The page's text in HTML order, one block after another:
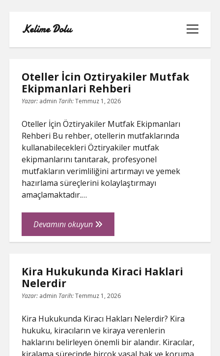
Kelime Dolu
menüyü
aç
INSTAGRAM BOT HESAPLARININ
LISTE
SAYFA LISTESI
TWITTER FAVORI KASMA PARASIZ
TWITTER TAKIPÇI HILESI ŞIFRESIZ
Dolu
Posts
Oteller İcin Oztiryakiler Mutfak
Ekipmanlari Rehberi
Yazar: admin Tarih:Temmuz 1, 2026
Oteller İçin Öztiryakiler Mutfak Ekipmanları
Rehberi Bu rehber, otellerin mutfaklarında
kullanabilecekleri Öztiryakiler mutfak
ekipmanlarını tanıtarak, profesyonel
mutfakların verimliliğini artırmayı ve yemek
hazırlama süreçlerini kolaylaştırmayı
amaçlamaktadır.…
Devamını okuyunOteller
İcin
Ekipmanlari
Kira Hukukunda Kiraci Haklari
Nelerdir
Yazar: admin Tarih:Temmuz 1, 2026
Kira Hukukunda Kiracı Hakları Nelerdir? Kira
hukuku, kiracıların ve kiraya verenlerin
haklarını belirleyen önemli bir alandır. Kiracılar,